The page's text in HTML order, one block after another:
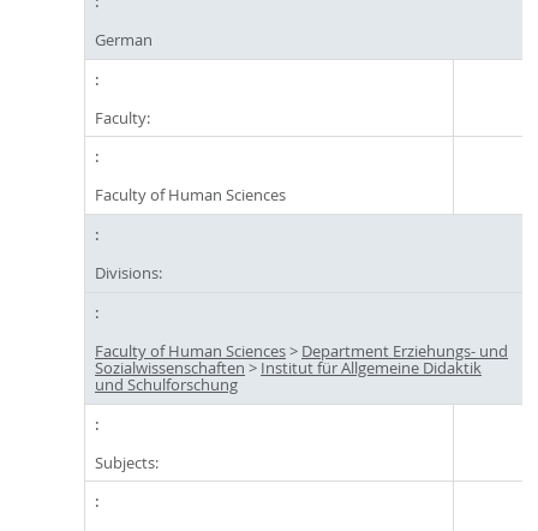
German
Faculty:
Faculty of Human Sciences
Divisions:
Faculty of Human Sciences> Department Erziehungs- und
Sozialwissenschaften > Institut für Allgemeine Didaktik
und Schulforschung
Subjects: